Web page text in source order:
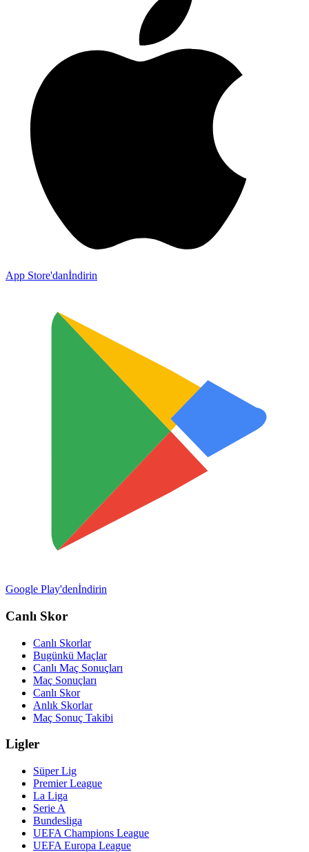
App Store'danİndirin
Google Play'denİndirin
Canlı Skor
Canlı Skorlar
Bugünkü Maçlar
Canlı Maç Sonuçları
Maç Sonuçları
Canlı Skor
Anlık Skorlar
Maç Sonuç Takibi
Ligler
Süper Lig
Premier League
La Liga
Serie A
Bundesliga
UEFA Champions League
UEFA Europa League